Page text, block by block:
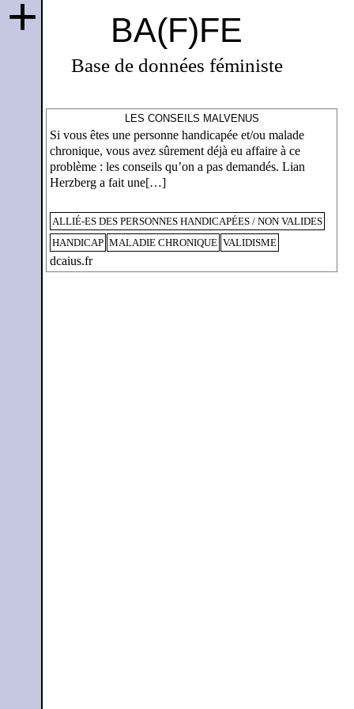
BA(F)FE
Base de données féministe
+
LES CONSEILS MALVENUS
Si vous êtes une personne handicapée et/ou malade
chronique, vous avez sûrement déjà eu affaire à ce
problème : les conseils qu’on a pas demandés. Lian
Herzberg a fait une[…]
ALLIÉ-ES DES PERSONNES HANDICAPÉES / NON VALIDES
HANDICAP MALADIE CHRONIQUE VALIDISME
dcaius.fr